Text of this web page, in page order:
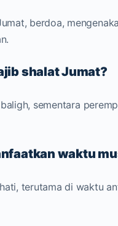
berdoa,
shalat Jumat?
sementara
waktu
terutama di waktu